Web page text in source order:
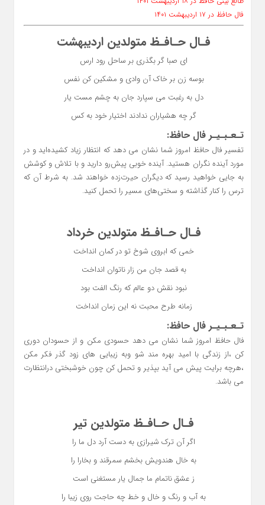
فال حافظ در ۱۷ اردیبهشت ۱۴۰۱
فـال حـافـظ متولدین اردیبهشت
ای صبا گر بگذری بر ساحل رود ارس
بوسه زن بر خاک آن وادی و مشکین کن نفس
دل به رغبت می سپارد جان به چشم مست یار
گر چه هشیاران ندادند اختیار خود به کس
تـعـبـیـر فال حافظ:
تفسیر فال حافظ امروز شما نشان می دهد که انتظار زیاد کشیده‌اید و در
مورد آینده نگران هستید. آینده خوبی پیش‌رو دارید و با تلاش و کوشش
به جایی خواهید رسید که دیگران حیرت‌زده خواهند شد. به شرط آن که
ترس را کنار گذاشته و سختی‌های مسیر را تحمل کنید.
فـال حـافـظ متولدین خرداد
خمی که ابروی شوخ تو در کمان انداخت
به قصد جان من زار ناتوان انداخت
نبود نقش دو عالم که رنگ الفت بود
زمانه طرح محبت نه این زمان انداخت
تـعـبـیـر فال حافظ:
فال حافظ امروز شما نشان می دهد حسودی مکن و از حسودان دوری
کن ،از زندگی با امید بهره مند شو وبه زیبایی های زود گذر فکر مکن
،هرچه برایت پیش می آید بپذیر و تحمل کن چون خوشبختی درانتظارت
می باشد.
فـال حـافـظ متولدین تیر
اگر آن ترک شیرازی به دست آرد دل ما را
به خال هندویش بخشم سمرقند و بخارا را
ز عشق ناتمام ما جمال یار مستغنی است
به آب و رنگ و خال و خط چه حاجت روی زیبا را